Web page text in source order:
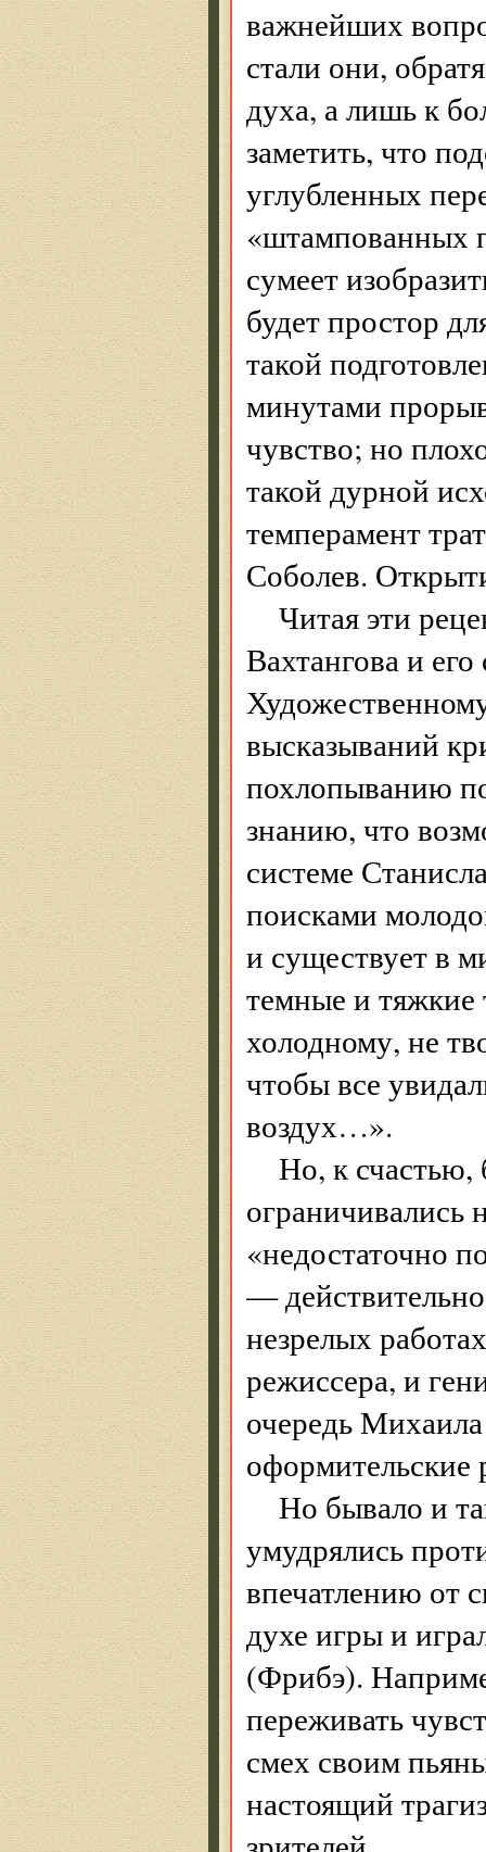
важнейших
стали они,
духа, а лишь к
заметить, что
углубленных
«штампованных
сумеет
будет простор
такой
минутами
чувство; но
такой дурной
темперамент
Соболев.
Читая эти
Вахтангова и
высказываний
похлопыванию
знанию, что
системе
поисками
и существует в
темные и тяжкие
холодному, не
чтобы все
воздух…».
Но, к счастью,
ограничивались
«недостаточно
—
незрелых
режиссера, и
очередь
оформительские
Но бывало и
умудрялись
впечатлению от
духе игры и
(Фрибэ).
переживать
смех своим
настоящий